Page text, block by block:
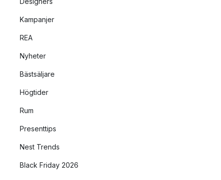
Kampanjer
REA
Nyheter
Bästsäljare
Högtider
Rum
Presenttips
Nest Trends
Black Friday 2026